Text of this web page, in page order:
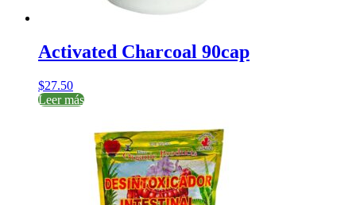
Activated Charcoal 90cap
$27.50
Leer más